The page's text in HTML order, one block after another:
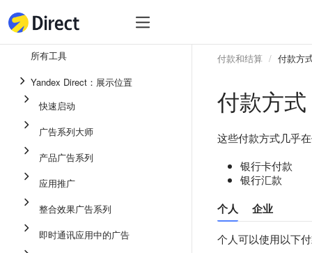
即时通讯应用中的广告
广告系列大师
所有工具
Yandex Direct：展示位置
快速启动
广告系列大师
产品广告系列
应用推广
整合效果广告系列
即时通讯应用中的广告
付款和结算 付款方
付款方式
这些付款方式几乎
银行卡付款
银行汇款
个人 企业
个人可以使用以下